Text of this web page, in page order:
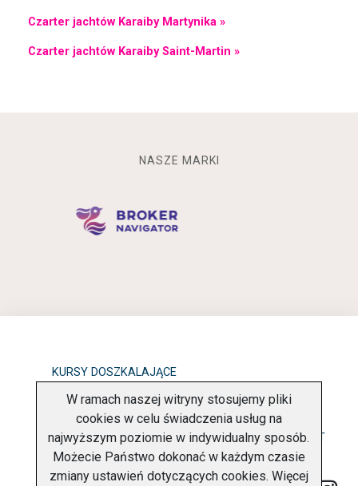
Czarter jachtów Karaiby Martynika »
Czarter jachtów Karaiby Saint-Martin »
NASZE MARKI
KURSY DOSZKALAJĄCE
OBOWIĄZEK INFORMACYJNY
POLITYKA PRYWATNOŚCI O FIRMIE KONTAKT
W ramach naszej witryny stosujemy pliki
cookies w celu świadczenia usług na
najwyższym poziomie w indywidualny sposób.
Możecie Państwo dokonać w każdym czasie
zmiany ustawień dotyczących cookies. Więcej